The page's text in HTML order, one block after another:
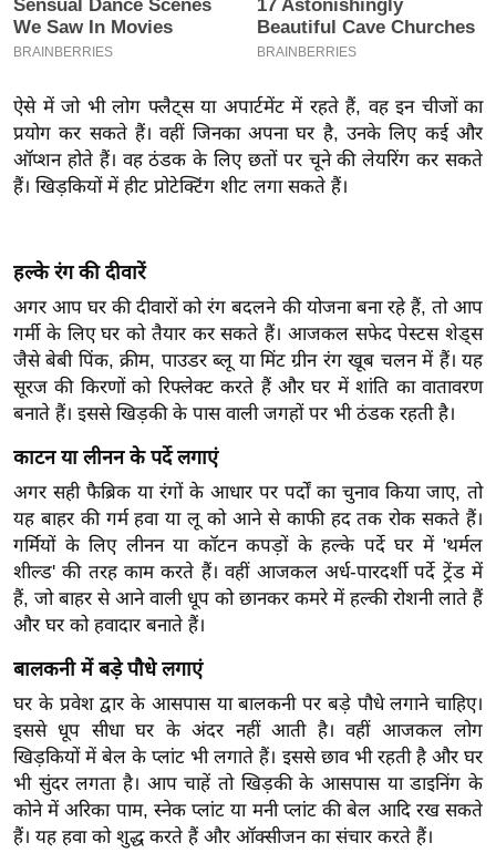
पे
प
र
मि
सा
ल
सा
ल
श
ख्सि
य
त
यं
ग
इं
डि
या
सा
हि
त्य
ग
त
ऑ
टो
व
ऐसे में जो भी लोग फ्लैट्स या अपार्टमेंट में रहते हैं, वह इन चीजों का
प्रयोग कर सकते हैं। वहीं जिनका अपना घर है, उनके लिए कई और
ऑप्शन होते हैं। वह ठंडक के लिए छतों पर चूने की लेयरिंग कर सकते
हैं। खिड़कियों में हीट प्रोटेक्टिंग शीट लगा सकते हैं।
हल्के रंग की दीवारें
अगर आप घर की दीवारों को रंग बदलने की योजना बना रहे हैं, तो आप
गर्मी के लिए घर को तैयार कर सकते हैं। आजकल सफेद पेस्टस शेड्स
जैसे बेबी पिंक, क्रीम, पाउडर ब्लू या मिंट ग्रीन रंग खूब चलन में हैं। यह
सूरज की किरणों को रिफ्लेक्ट करते हैं और घर में शांति का वातावरण
बनाते हैं। इससे खिड़की के पास वाली जगहों पर भी ठंडक रहती है।
काटन या लीनन के पर्दे लगाएं
अगर सही फैब्रिक या रंगों के आधार पर पर्दों का चुनाव किया जाए, तो
यह बाहर की गर्म हवा या लू को आने से काफी हद तक रोक सकते हैं।
गर्मियों के लिए लीनन या कॉटन कपड़ों के हल्के पर्दे घर में 'थर्मल
शील्ड' की तरह काम करते हैं। वहीं आजकल अर्ध-पारदर्शी पर्दे ट्रेंड में
हैं, जो बाहर से आने वाली धूप को छानकर कमरे में हल्की रोशनी लाते हैं
और घर को हवादार बनाते हैं।
बालकनी में बड़े पौधे लगाएं
घर के प्रवेश द्वार के आसपास या बालकनी पर बड़े पौधे लगाने चाहिए।
इससे धूप सीधा घर के अंदर नहीं आती है। वहीं आजकल लोग
खिड़कियों में बेल के प्लांट भी लगाते हैं। इससे छाव भी रहती है और घर
भी सुंदर लगता है। आप चाहें तो खिड़की के आसपास या डाइनिंग के
कोने में अरिका पाम, स्नेक प्लांट या मनी प्लांट की बेल आदि रख सकते
हैं। यह हवा को शुद्ध करते हैं और ऑक्सीजन का संचार करते हैं।